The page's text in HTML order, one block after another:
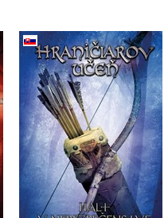
Hraničiarov učeň -
Kniha deviata - Halt v
nebezpečenstve
John Flanagan
Do košíka